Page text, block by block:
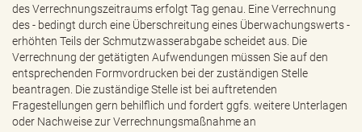
des Verrechnungszeitraums erfolgt Tag genau. Eine Verrechnung
des - bedingt durch eine Überschreitung eines Überwachungswerts -
erhöhten Teils der Schmutzwasserabgabe scheidet aus. Die
Verrechnung der getätigten Aufwendungen müssen Sie auf den
entsprechenden Formvordrucken bei der zuständigen Stelle
beantragen. Die zuständige Stelle ist bei auftretenden
Fragestellungen gern behilflich und fordert ggfs. weitere Unterlagen
oder Nachweise zur Verrechnungsmaßnahme an